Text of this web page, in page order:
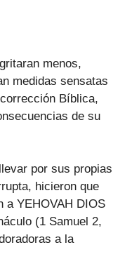
menos,
medidas sensatas
Bíblica,
de su
por sus propias
hicieron que
a YEHOVAH DIOS
(1 Samuel 2,
a la